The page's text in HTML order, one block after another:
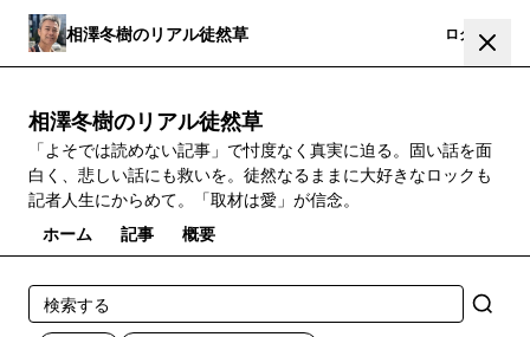
相澤冬樹のリアル徒然草 ログイン
相澤冬樹のリアル徒然草
「よそでは読めない記事」で忖度なく真実に迫る。固い話を面
白く、悲しい話にも救いを。徒然なるままに大好きなロックも
記者人生にからめて。「取材は愛」が信念。
ホーム
記事 概要